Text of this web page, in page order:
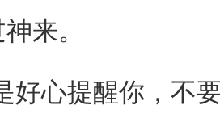
来。
心提醒你，不要